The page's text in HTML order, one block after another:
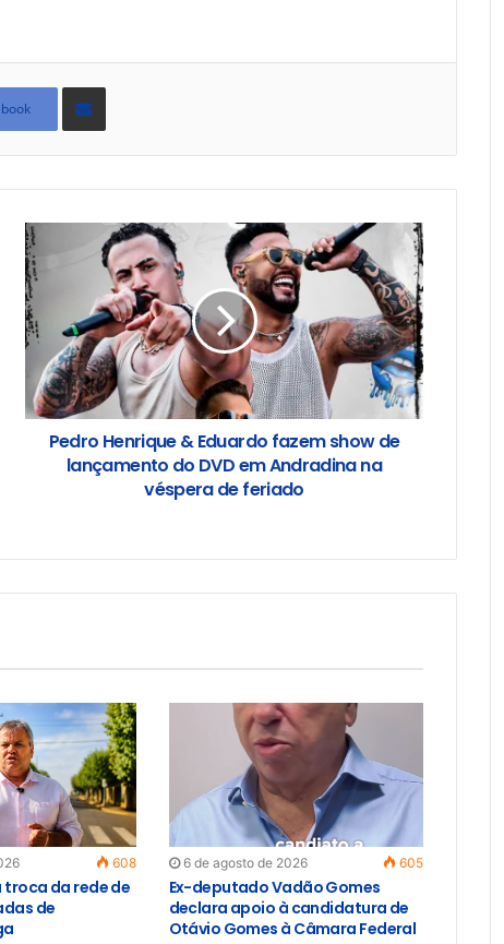
Compartilhar
Pedro Henrique & Eduardo fazem show de
lançamento do DVD em Andradina na
véspera de feriado
608
da rede de
de
6 de agosto de 2026 605
Ex-deputado Vadão Gomes
declara apoio à candidatura de
Otávio Gomes à Câmara Federal